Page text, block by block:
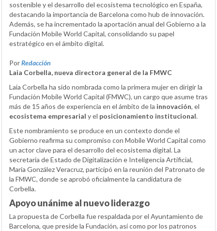
sostenible y el desarrollo del ecosistema tecnológico en España,
destacando la importancia de Barcelona como hub de innovación.
Además, se ha incrementado la aportación anual del Gobierno a la
Fundación Mobile World Capital, consolidando su papel
estratégico en el ámbito digital.
PorRedacción
Laia Corbella, nueva directora general de la FMWC
Laia Corbella ha sido nombrada como la primera mujer en dirigir la
Fundación Mobile World Capital (FMWC), un cargo que asume tras
más de 15 años de experiencia en el ámbito de la innovación, el
ecosistema empresarial y el posicionamiento institucional.
Este nombramiento se produce en un contexto donde el
Gobierno reafirma su compromiso con Mobile World Capital como
un actor clave para el desarrollo del ecosistema digital. La
secretaria de Estado de Digitalización e Inteligencia Artificial,
María González Veracruz, participó en la reunión del Patronato de
la FMWC, donde se aprobó oficialmente la candidatura de
Corbella.
Apoyo unánime al nuevo liderazgo
La propuesta de Corbella fue respaldada por el Ayuntamiento de
Barcelona, que preside la Fundación, así como por los patronos